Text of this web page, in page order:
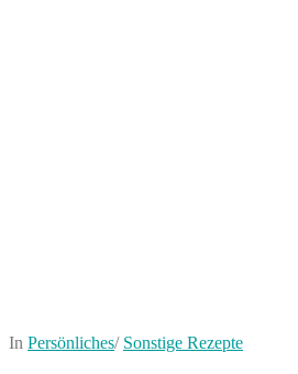
In Persönliches/ Sonstige Rezepte